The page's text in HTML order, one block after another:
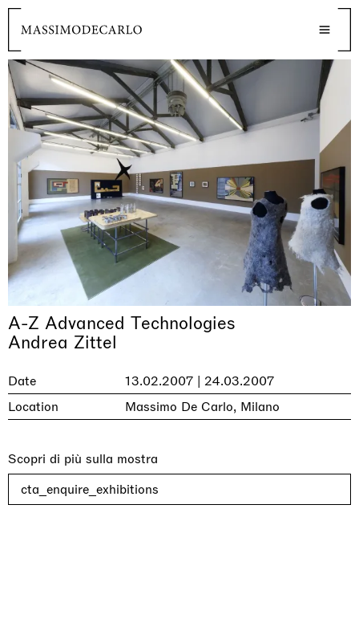
A-Z Advanced Technologies
Andrea Zittel
Date
13.02.2007 | 24.03.2007
Location
Massimo De Carlo, Milano
Scopri di più sulla mostra
cta_enquire_exhibitions